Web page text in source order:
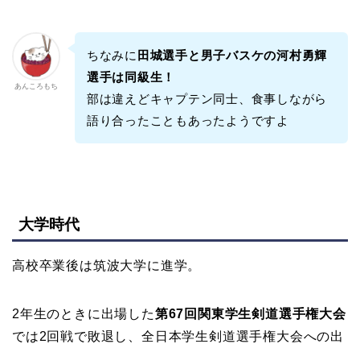
あんころもち
ちなみに 田城選手と男子バスケの河村勇輝
選手は同級生！
部は違えどキャプテン同士、食事しながら
語り合ったこともあったようですよ
大学時代
高校卒業後は筑波大学に進学。
2年生のときに出場した第67回関東学生剣道選手権大会
では2回戦で敗退し、全日本学生剣道選手権大会への出